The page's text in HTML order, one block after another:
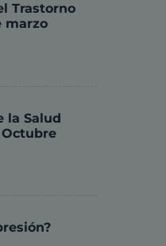
Trastorno
marzo
la Salud
Octubre